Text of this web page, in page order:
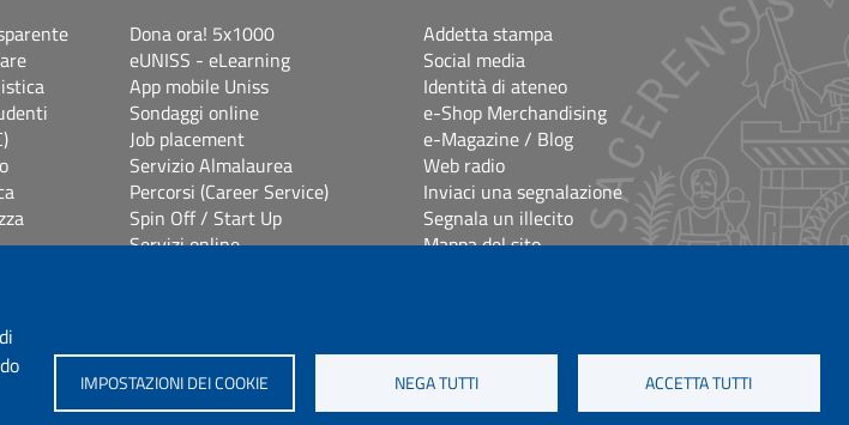
IMPOSTAZIONI DEI COOKIE NEGA TUTTI ACCETTA TUTTI
DSA
Dona ora! 5x1000
eUNISS - eLearning
App mobile Uniss
Sondaggi online
Job placement
Servizio Almalaurea
Percorsi (Career Service)
Spin Off / Start Up
Servizi online
Addetta stampa
Social media
Identità di ateneo
e-Shop Merchandising
e-Magazine / Blog
Web radio
Inviaci una segnalazione
Segnala un illecito
Mappa del sito